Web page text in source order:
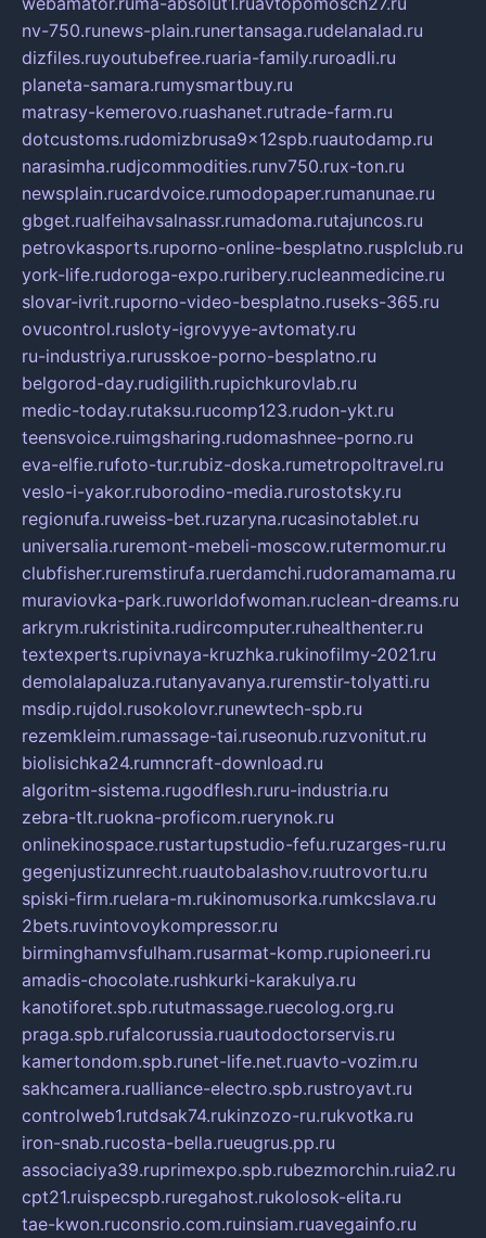
nv-750.runews-plain.runertansaga.rudelanalad.ru
dizfiles.ruyoutubefree.ruaria-family.ruroadli.ru
planeta-samara.rumysmartbuy.ru
matrasy-kemerovo.ruashanet.rutrade-farm.ru
dotcustoms.rudomizbrusa9x12spb.ruautodamp.ru
narasimha.rudjcommodities.runv750.rux-ton.ru
newsplain.rucardvoice.rumodopaper.rumanunae.ru
gbget.rualfeihavsalnassr.rumadoma.rutajuncos.ru
petrovkasports.ruporno-online-besplatno.rusplclub.ru
york-life.rudoroga-expo.ruribery.rucleanmedicine.ru
slovar-ivrit.ruporno-video-besplatno.ruseks-365.ru
ovucontrol.rusloty-igrovyye-avtomaty.ru
ru-industriya.rurusskoe-porno-besplatno.ru
belgorod-day.rudigilith.rupichkurovlab.ru
medic-today.rutaksu.rucomp123.rudon-ykt.ru
teensvoice.ruimgsharing.rudomashnee-porno.ru
eva-elfie.rufoto-tur.rubiz-doska.rumetropoltravel.ru
veslo-i-yakor.ruborodino-media.rurostotsky.ru
regionufa.ruweiss-bet.ruzaryna.rucasinotablet.ru
universalia.ruremont-mebeli-moscow.rutermomur.ru
clubfisher.ruremstirufa.ruerdamchi.rudoramamama.ru
muraviovka-park.ruworldofwoman.ruclean-dreams.ru
arkrym.rukristinita.rudircomputer.ruhealthenter.ru
textexperts.rupivnaya-kruzhka.rukinofilmy-2021.ru
demolalapaluza.rutanyavanya.ruremstir-tolyatti.ru
msdip.rujdol.rusokolovr.runewtech-spb.ru
rezemkleim.rumassage-tai.ruseonub.ruzvonitut.ru
biolisichka24.rumncraft-download.ru
algoritm-sistema.rugodflesh.ruru-industria.ru
zebra-tlt.ruokna-proficom.ruerynok.ru
onlinekinospace.rustartupstudio-fefu.ruzarges-ru.ru
gegenjustizunrecht.ruautobalashov.ruutrovortu.ru
spiski-firm.ruelara-m.rukinomusorka.rumkcslava.ru
2bets.ruvintovoykompressor.ru
birminghamvsfulham.rusarmat-komp.rupioneeri.ru
amadis-chocolate.rushkurki-karakulya.ru
kanotiforet.spb.rututmassage.ruecolog.org.ru
praga.spb.rufalcorussia.ruautodoctorservis.ru
kamertondom.spb.runet-life.net.ruavto-vozim.ru
sakhcamera.rualliance-electro.spb.rustroyavt.ru
controlweb1.rutdsak74.rukinzozo-ru.rukvotka.ru
iron-snab.rucosta-bella.rueugrus.pp.ru
associaciya39.ruprimexpo.spb.rubezmorchin.ruia2.ru
cpt21.ruispecspb.ruregahost.rukolosok-elita.ru
tae-kwon.ruconsrio.com.ruinsiam.ruavegainfo.ru